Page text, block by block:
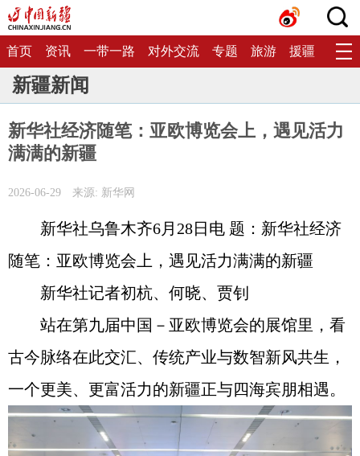
首页 资讯 一带一路 对外交流 专题 旅游 援疆 生态
新疆新闻
新华社经济随笔：亚欧博览会上，遇见活力
满满的新疆
2026-06-29 来源: 新华网
新华社乌鲁木齐6月28日电 题：新华社经济
随笔：亚欧博览会上，遇见活力满满的新疆
新华社记者初杭、何晓、贾钊
站在第九届中国－亚欧博览会的展馆里，看
古今脉络在此交汇、传统产业与数智新风共生，
一个更美、更富活力的新疆正与四海宾朋相遇。